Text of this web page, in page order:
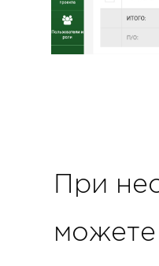
При
можете